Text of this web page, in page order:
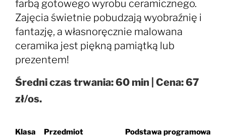
farbą gotowego wyrobu ceramicznego.
Zajęcia świetnie pobudzają wyobraźnię i
fantazję, a własnoręcznie malowana
ceramika jest piękną pamiątką lub
prezentem!
Średni czas trwania: 60 min | Cena: 67
zł/os.
Klasa Przedmiot Podstawa programowa